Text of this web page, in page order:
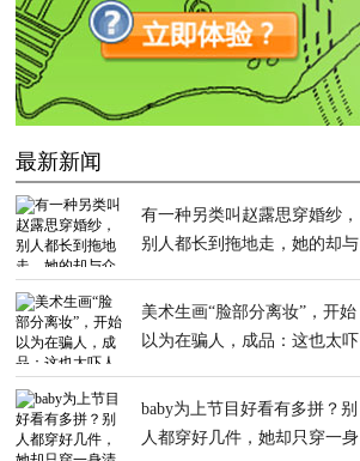
最新新闻
有一种另类叫赵露思穿婚纱，
别人都长到拖地走，她的却与
美术生画“脸部分离妆”，开始
以为在骗人，成品：这也太吓
baby为上节目好看有多拼？别
人都穿好几件，她却只穿一身